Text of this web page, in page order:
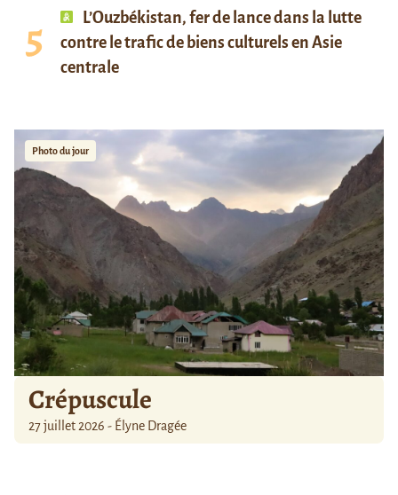
L’Ouzbékistan, fer de lance dans la lutte
contre le trafic de biens culturels en Asie
centrale
Photo du jour
Crépuscule
27 juillet 2026 - Élyne Dragée